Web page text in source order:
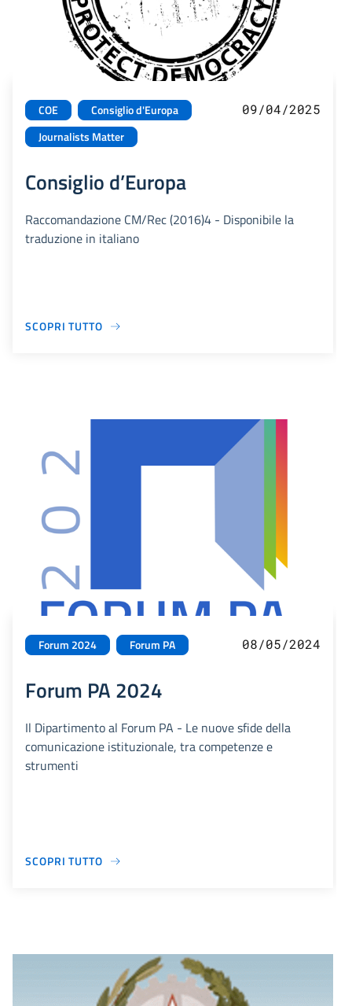
COE
Consiglio d'Europa
Journalists Matter
09/04/2025
Consiglio d’Europa
Raccomandazione CM/Rec (2016)4 - Disponibile la
traduzione in italiano
SCOPRI TUTTO
Forum 2024 Forum PA 08/05/2024
Forum PA 2024
Il Dipartimento al Forum PA - Le nuove sfide della
comunicazione istituzionale, tra competenze e
strumenti
SCOPRI TUTTO